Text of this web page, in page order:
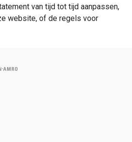
van tijd tot tijd aanpassen,
website, of de regels voor